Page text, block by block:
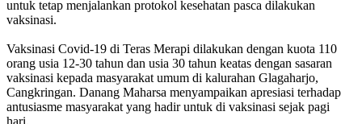
untuk tetap menjalankan protokol kesehatan pasca dilakukan
vaksinasi.
Vaksinasi Covid-19 di Teras Merapi dilakukan dengan kuota 110
orang usia 12-30 tahun dan usia 30 tahun keatas dengan sasaran
vaksinasi kepada masyarakat umum di kalurahan Glagaharjo,
Cangkringan. Danang Maharsa menyampaikan apresiasi terhadap
antusiasme masyarakat yang hadir untuk di vaksinasi sejak pagi